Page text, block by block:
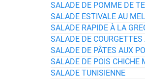
SALADE DE POMME DE
SALADE ESTIVALE AU
SALADE RAPIDE À LA
SALADE DE
SALADE DE PÂTES AUX
SALADE DE POIS CHICHE
SALADE TUNISIENNE